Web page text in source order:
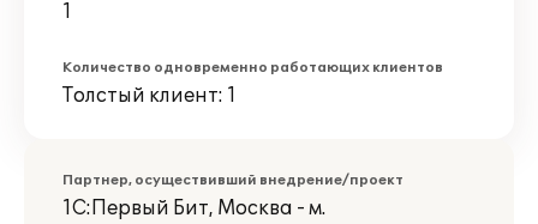
1
Количество одновременно работающих клиентов
Толстый клиент: 1
Партнер, осуществивший внедрение/проект
1С:Первый Бит, Москва - м.